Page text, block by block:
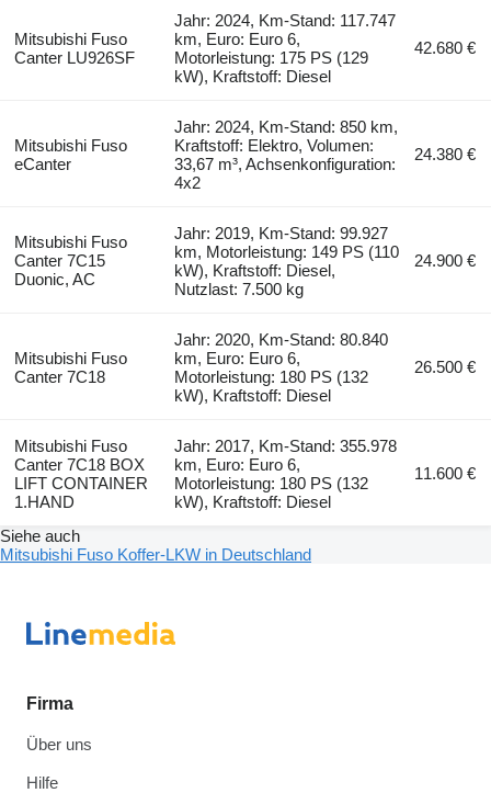
Mitsubishi Fuso
Canter LU926SF
Jahr: 2024, Km-Stand: 117.747
km, Euro: Euro 6,
Motorleistung: 175 PS (129
kW), Kraftstoff: Diesel
42.680 €
Mitsubishi Fuso
eCanter
Jahr: 2024, Km-Stand: 850 km,
Kraftstoff: Elektro, Volumen:
33,67 m³, Achsenkonfiguration:
4x2
24.380 €
Mitsubishi Fuso
Canter 7C15
Duonic, AC
Jahr: 2019, Km-Stand: 99.927
km, Motorleistung: 149 PS (110
kW), Kraftstoff: Diesel,
Nutzlast: 7.500 kg
24.900 €
Mitsubishi Fuso
Canter 7C18
Jahr: 2020, Km-Stand: 80.840
km, Euro: Euro 6,
Motorleistung: 180 PS (132
kW), Kraftstoff: Diesel
26.500 €
Mitsubishi Fuso
Canter 7C18 BOX
LIFT CONTAINER
1.HAND
Jahr: 2017, Km-Stand: 355.978
km, Euro: Euro 6,
Motorleistung: 180 PS (132
kW), Kraftstoff: Diesel
11.600 €
Siehe auch
Mitsubishi Fuso Koffer-LKW in Deutschland
Firma
Über uns
Hilfe